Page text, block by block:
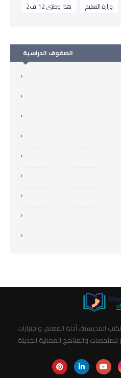
هذا وطني 12 ف2
وزارة التعليم
الصفوف الدراسية
المدرسية، أدلة المعلم، واختبارات